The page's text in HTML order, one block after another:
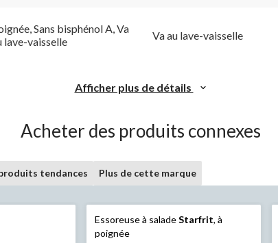
Sans bisphénol A, Va
lave-vaisselle
Va au lave-vaisselle
Afficher plus de détails
Acheter des produits connexes
tendances Plus de cette marque
Essoreuse à saladeStarfrit, à
poignée